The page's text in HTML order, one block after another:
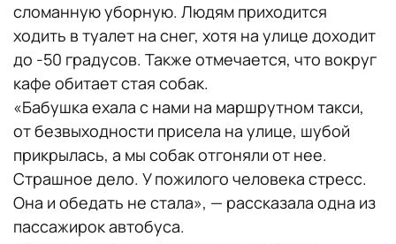
сломанную уборную. Людям приходится
ходить в туалет на снег, хотя на улице доходит
до -50 градусов. Также отмечается, что вокруг
кафе обитает стая собак.
«Бабушка ехала с нами на маршрутном такси,
от безвыходности присела на улице, шубой
прикрылась, а мы собак отгоняли от нее.
Страшное дело. У пожилого человека стресс.
Она и обедать не стала», — рассказала одна из
пассажирок автобуса.